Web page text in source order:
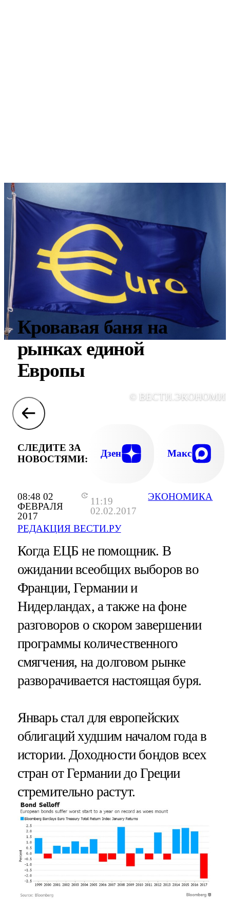
08:48 02
ФЕВРАЛЯ
2017
11:19
02.02.2017
РЕДАКЦИЯ ВЕСТИ.РУ
ЭКОНОМИКА
Кровавая баня на
рынках единой
Европы
©
СЛЕДИТЕ ЗА
НОВОСТЯМИ:
Дзен Макс
Когда ЕЦБ не помощник. В
ожидании всеобщих выборов во
Франции, Германии и
Нидерландах, а также на фоне
разговоров о скором завершении
программы количественного
смягчения, на долговом рынке
разворачивается настоящая буря.
Январь стал для европейских
облигаций худшим началом года в
истории. Доходности бондов всех
стран от Германии до Греции
стремительно растут.